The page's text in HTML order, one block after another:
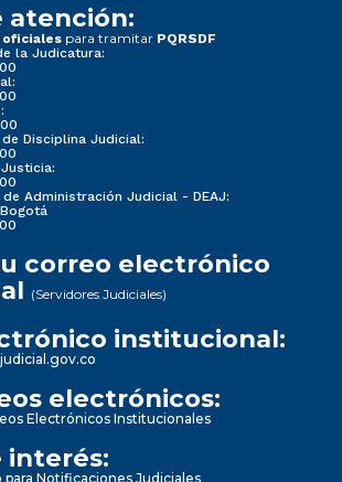
atención:
oficiales para tramitar PQRSDF
la Judicatura:
Disciplina Judicial:
Administración Judicial - DEAJ:
correo electrónico
(Servidores Judiciales)
institucional:
electrónicos:
Electrónicos Institucionales
interés:
Notificaciones Judiciales